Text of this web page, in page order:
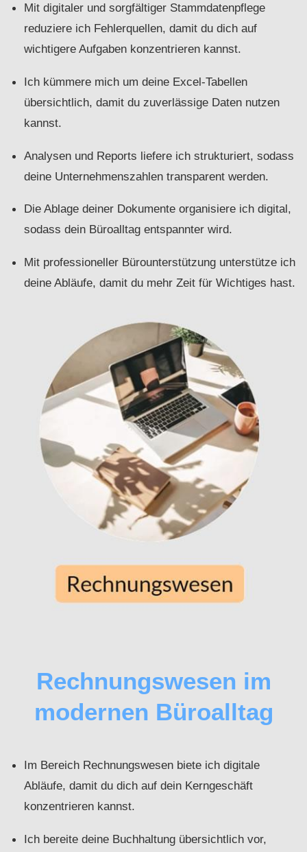
Mit digitaler und sorgfältiger Stammdatenpflege
reduziere ich Fehlerquellen, damit du dich auf
wichtigere Aufgaben konzentrieren kannst.
Ich kümmere mich um deine Excel-Tabellen
übersichtlich, damit du zuverlässige Daten nutzen
kannst.
Analysen und Reports liefere ich strukturiert, sodass
deine Unternehmenszahlen transparent werden.
Die Ablage deiner Dokumente organisiere ich digital,
sodass dein Büroalltag entspannter wird.
Mit professioneller Bürounterstützung unterstütze ich
deine Abläufe, damit du mehr Zeit für Wichtiges hast.
Rechnungswesen im
modernen Büroalltag
Im Bereich Rechnungswesen biete ich digitale
Abläufe, damit du dich auf dein Kerngeschäft
konzentrieren kannst.
Ich bereite deine Buchhaltung übersichtlich vor,